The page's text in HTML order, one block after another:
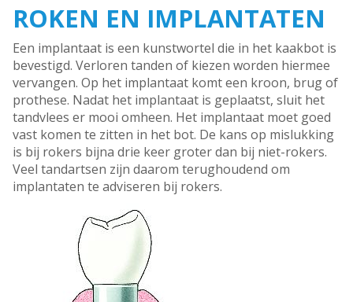
ROKEN EN IMPLANTATEN
Een implantaat is een kunstwortel die in het kaakbot is
bevestigd. Verloren tanden of kiezen worden hiermee
vervangen. Op het implantaat komt een kroon, brug of
prothese. Nadat het implantaat is geplaatst, sluit het
tandvlees er mooi omheen. Het implantaat moet goed
vast komen te zitten in het bot. De kans op mislukking
is bij rokers bijna drie keer groter dan bij niet-rokers.
Veel tandartsen zijn daarom terughoudend om
implantaten te adviseren bij rokers.